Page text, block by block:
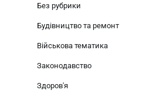
Без рубрики
Будівництво та ремонт
Військова тематика
Законодавство
Здоров'я